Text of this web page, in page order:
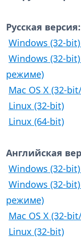
Русская версия:
Windows (32-
Windows (32-
режиме)
Mac OS X (32-
Linux (32-bit)
Linux (64-bit)
Английская
Windows (32-
Windows (32-
режиме)
Mac OS X (32-
Linux (32-bit)